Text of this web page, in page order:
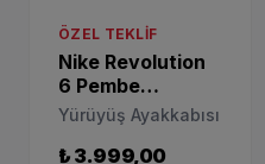
ÖZEL TEKLIF
Nike Revolution
6 Pembe
Yürüyüş
DC3729-500
Yürüyüş Ayakkabısı
₺ 3.999,00